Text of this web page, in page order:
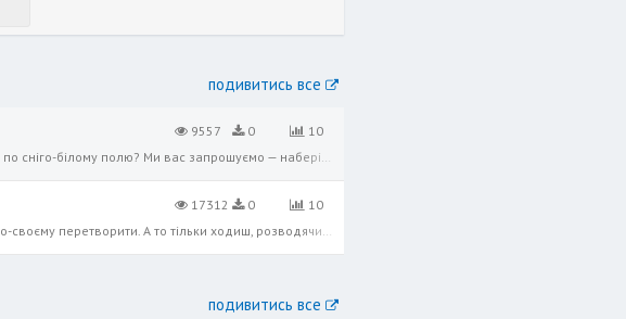
подивитись все
9557 0
10
Ви знаєте? Прекрасний краєвид з гори Батиєвої. Ви, певне, не були там ніколи? Не гуляли по сніго-білому полю? Ми вас запрошуємо — наберіться бажання сміливого і приходьте до нас. У нас тут доволі весело. Звичайно, до нас не заходя
17312 0
10
Чому не можна перевернути світ? Щоб поставити все догори ногами? Це було б краще. По-своєму перетворити. А то тільки ходиш, розводячи руками. Але хто мені заперечить перевернути світ? Місяця стягн'уть і дати березової каші, Зорі в
подивитись все